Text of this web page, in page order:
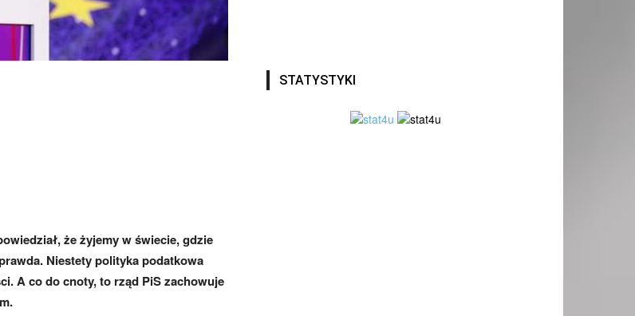
że żyjemy w świecie, gdzie
Niestety polityka podatkowa
A co do cnoty, to rząd PiS zachowuje
STATYSTYKI